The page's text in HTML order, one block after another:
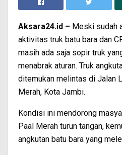
Aksara24.id – Meski sudah
aktivitas truk batu bara dan
masih ada saja sopir truk
menabrak aturan. Truk
ditemukan melintas di Jalan
Merah, Kota Jambi.
Kondisi ini mendorong
Paal Merah turun tangan,
angkutan batu bara yang